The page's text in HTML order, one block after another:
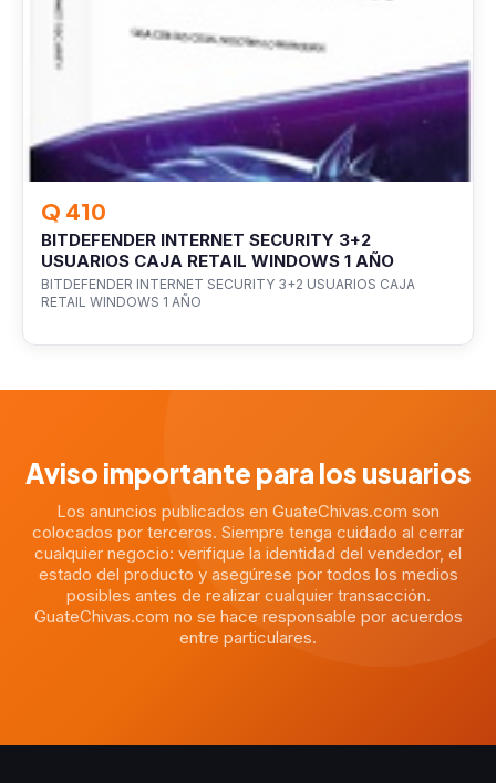
Q 410
BITDEFENDER INTERNET SECURITY 3+2
USUARIOS CAJA RETAIL WINDOWS 1 AÑO
BITDEFENDER INTERNET SECURITY 3+2 USUARIOS CAJA
RETAIL WINDOWS 1 AÑO
Aviso importante para los usuarios
Los anuncios publicados en GuateChivas.com son
colocados por terceros. Siempre tenga cuidado al cerrar
cualquier negocio: verifique la identidad del vendedor, el
estado del producto y asegúrese por todos los medios
posibles antes de realizar cualquier transacción.
GuateChivas.com no se hace responsable por acuerdos
entre particulares.